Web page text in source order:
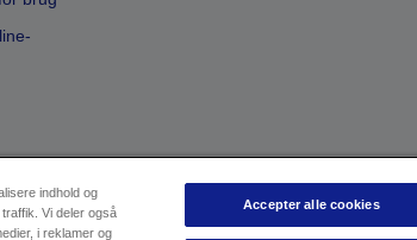
indhold og
Vi deler også
i reklamer og
Accepter alle cookies